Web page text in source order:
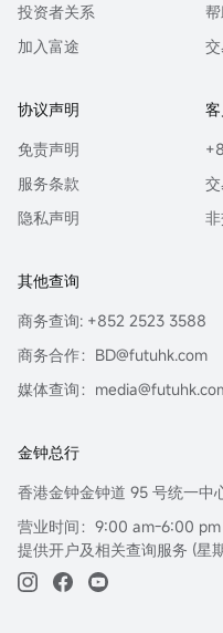
投资者关系
加入富途
协议声明
免责声明
服务条款
隐私声明
其他查询
商务查询: +852 2523 3588
商务合作：BD@futuhk.com
媒体查询：
金钟总行
香港金钟金钟道 95 号统一中
营业时间：9:00 am-6:00
提供开户及相关查询服务 (星